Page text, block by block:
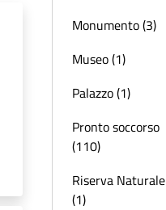
Monumento (3)
Museo (1)
Palazzo (1)
Pronto soccorso
(110)
Riserva Naturale
(1)